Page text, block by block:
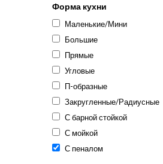
Форма кухни
Маленькие/Мини
Большие
Прямые
Угловые
П-образные
Закругленные/Радиусные
С барной стойкой
С мойкой
С пеналом